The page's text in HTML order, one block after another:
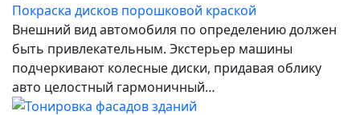
Покраска дисков порошковой краской
Внешний вид автомобиля по определению должен
быть привлекательным. Экстерьер машины
подчеркивают колесные диски, придавая облику
авто целостный гармоничный…